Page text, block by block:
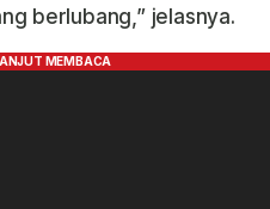
berlubang,” jelasnya.